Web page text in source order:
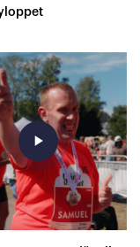
play_arrow